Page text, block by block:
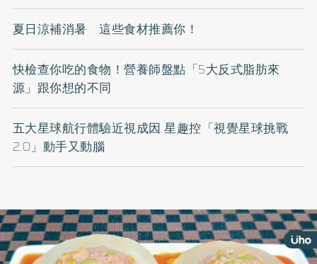
夏日涼補消暑 這些食材推薦你！
快檢查你吃的食物！營養師盤點「5大反式脂肪來
源」跟你想的不同
五大星球航行體驗近視成因 星趣控「視覺星球挑戰
2.0」動手又動腦